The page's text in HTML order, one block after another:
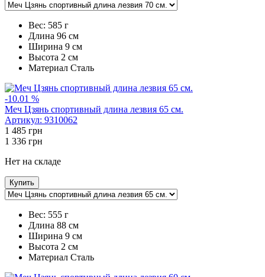
Вес: 585 г
Длина 96 см
Ширина 9 см
Высота 2 см
Maтериал Сталь
-10.01 %
Меч Цзянь спортивный длина лезвия 65 см.
Артикул: 9310062
1 485 грн
1 336 грн
Нет на складе
Купить
Вес: 555 г
Длина 88 см
Ширина 9 см
Высота 2 см
Maтериал Сталь